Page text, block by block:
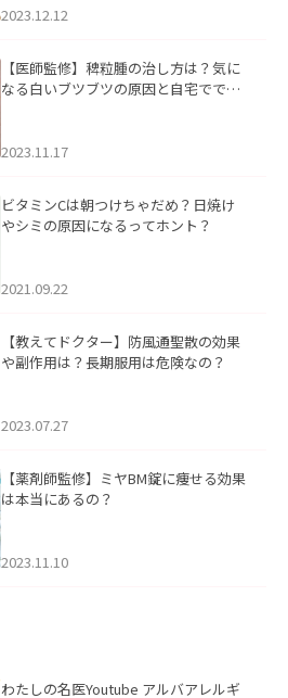
2023.12.12
【医師監修】稗粒腫の治し方は？気に
なる白いブツブツの原因と自宅ででき
2023.11.17
ビタミンCは朝つけちゃだめ？日焼け
やシミの原因になるってホント？
2021.09.22
【教えてドクター】防風通聖散の効果
や副作用は？長期服用は危険なの？
2023.07.27
【薬剤師監修】ミヤBM錠に痩せる効果
は本当にあるの？
2023.11.10
わたしの名医Youtube アルバアレルギ